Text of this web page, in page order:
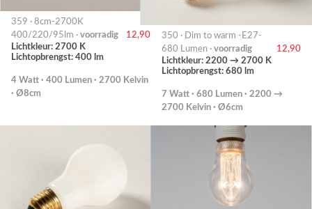
359 · 8cm-2700K
400/220/95lm · voorradig
12,90
Lichtkleur: 2700 K
Lichtopbrengst: 400 lm
4 Watt · 400 Lumen · 2700 Kelvin
· Ø8cm
350 · Dim to warm -E27-
680 Lumen · voorradig
12,90
Lichtkleur: 2200 → 2700 K
Lichtopbrengst: 680 lm
7 Watt · 680 Lumen · 2200 →
2700 Kelvin · Ø6cm